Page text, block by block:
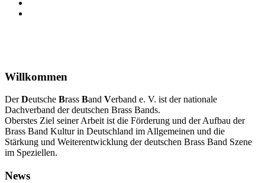
Willkommen
DerDeutsche Brass Band Verband e. V. ist der nationale
Dachverband der deutschen Brass Bands.
Oberstes Ziel seiner Arbeit ist die Förderung und der Aufbau der
Brass Band Kultur in Deutschland im Allgemeinen und die
Stärkung und Weiterentwicklung der deutschen Brass Band Szene
im Speziellen.
News